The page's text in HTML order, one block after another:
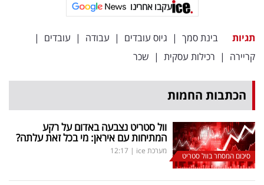
עקבו אחרינו
תגיות בינת סמך | גיוס עובדים | עבודה | עובדים |
קריירה | רכילות עסקית | שכר
הכתבות החמות
סיכום המסחר בוול סטריט
וול סטריט נצבעה באדום על רקע
המתיחות עם איראן: מי בכל זאת עלתה?
מערכת ice |
12:17